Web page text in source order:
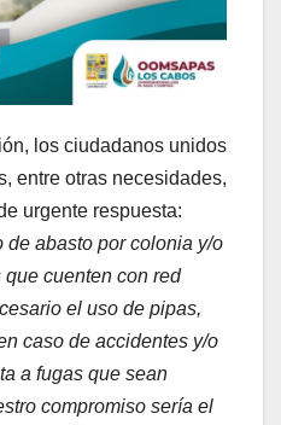
los ciudadanos unidos
entre otras necesidades,
urgente respuesta:
abasto por colonia y/o
cuenten con red
el uso de pipas,
caso de accidentes y/o
a fugas que sean
compromiso sería el